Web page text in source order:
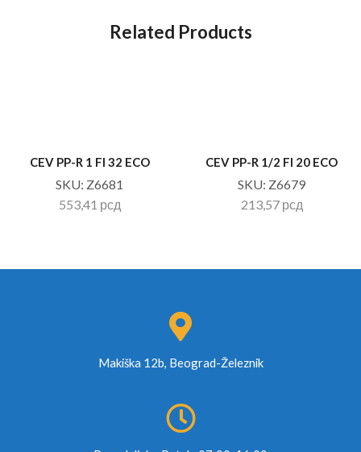
Related Products
CEV PP-R 1 FI 32 ECO
SKU: Z6681
553,41 рсд
CEV PP-R 1/2 FI 20 ECO
SKU: Z6679
213,57 рсд
Makiška 12b, Beograd-Železnik